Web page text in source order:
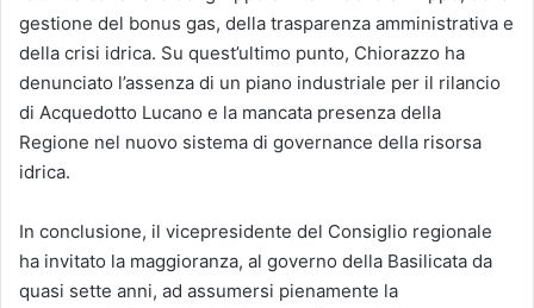
gestione del bonus gas, della trasparenza amministrativa e
della crisi idrica. Su quest’ultimo punto, Chiorazzo ha
denunciato l’assenza di un piano industriale per il rilancio
di Acquedotto Lucano e la mancata presenza della
Regione nel nuovo sistema di governance della risorsa
idrica.
In conclusione, il vicepresidente del Consiglio regionale
ha invitato la maggioranza, al governo della Basilicata da
quasi sette anni, ad assumersi pienamente la